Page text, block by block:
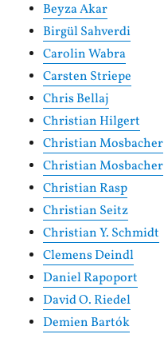
Beyza Akar
Birgül Sahverdi
Carolin Wabra
Carsten Striepe
Chris Bellaj
Christian Hilgert
Christian Mosbacher
Christian Mosbacher
Christian Rasp
Christian Seitz
Christian Y. Schmidt
Clemens Deindl
Daniel Rapoport
David O. Riedel
Demien Bartók